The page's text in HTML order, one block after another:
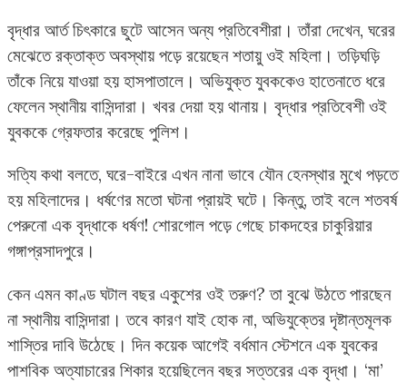
বৃদ্ধার আর্ত চিৎকারে ছুটে আসেন অন্য প্রতিবেশীরা। তাঁরা দেখেন, ঘরের
মেঝেতে রক্তাক্ত অবস্থায় পড়ে রয়েছেন শতায়ু ওই মহিলা। তড়িঘড়ি
তাঁকে নিয়ে যাওয়া হয় হাসপাতালে। অভিযুক্ত যুবককেও হাতেনাতে ধরে
ফেলেন স্থানীয় বাসিন্দারা। খবর দেয়া হয় থানায়। বৃদ্ধার প্রতিবেশী ওই
যুবককে গ্রেফতার করেছে পুলিশ।
সত্যি কথা বলতে, ঘরে-বাইরে এখন নানা ভাবে যৌন হেনস্থার মুখে পড়তে
হয় মহিলাদের। ধর্ষণের মতো ঘটনা প্রায়ই ঘটে। কিন্তু, তাই বলে শতবর্ষ
পেরুনো এক বৃদ্ধাকে ধর্ষণ! শোরগোল পড়ে গেছে চাকদহের চাকুরিয়ার
গঙ্গাপ্রসাদপুরে।
কেন এমন কাণ্ড ঘটাল বছর একুশের ওই তরুণ? তা বুঝে উঠতে পারছেন
না স্থানীয় বাসিন্দারা। তবে কারণ যাই হোক না, অভিযুক্তের দৃষ্টান্তমূলক
শাস্তির দাবি উঠেছে। দিন কয়েক আগেই বর্ধমান স্টেশনে এক যুবকের
পাশবিক অত্যাচারের শিকার হয়েছিলেন বছর সত্তরের এক বৃদ্ধা। ‘মা’